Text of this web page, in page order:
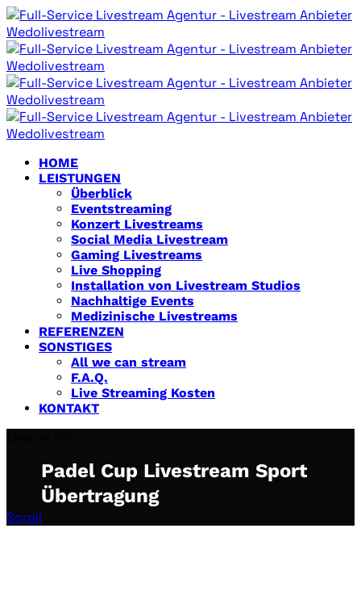
HOME
LEISTUNGEN
Überblick
Eventstreaming
Konzert Livestreams
Social Media Livestream
Gaming Livestreams
Live Shopping
Installation von Livestream Studios
Nachhaltige Events
Medizinische Livestreams
REFERENZEN
SONSTIGES
All we can stream
F.A.Q.
Live Streaming Kosten
KONTAKT
Padel Cup Livestream Sport
Übertragung
Scroll